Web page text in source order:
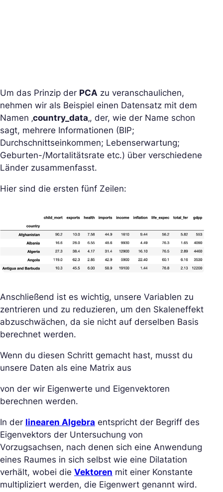
Um das Prinzip der PCA zu veranschaulichen,
nehmen wir als Beispiel einen Datensatz mit dem
Namen ‚country_data‚, der, wie der Name schon
sagt, mehrere Informationen (BIP;
Durchschnittseinkommen; Lebenserwartung;
Geburten-/Mortalitätsrate etc.) über verschiedene
Länder zusammenfasst.
Hier sind die ersten fünf Zeilen:
Anschließend ist es wichtig, unsere Variablen zu
zentrieren und zu reduzieren, um den Skaleneffekt
abzuschwächen, da sie nicht auf derselben Basis
berechnet werden.
Wenn du diesen Schritt gemacht hast, musst du
unsere Daten als eine Matrix aus
von der wir Eigenwerte und Eigenvektoren
berechnen werden.
In der linearen Algebra entspricht der Begriff des
Eigenvektors der Untersuchung von
Vorzugsachsen, nach denen sich eine Anwendung
eines Raumes in sich selbst wie eine Dilatation
verhält, wobei die Vektoren mit einer Konstante
multipliziert werden, die Eigenwert genannt wird.